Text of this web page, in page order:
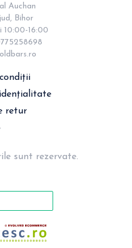
Auchan
Bihor
10:00-16:00
retur
sunt rezervate.